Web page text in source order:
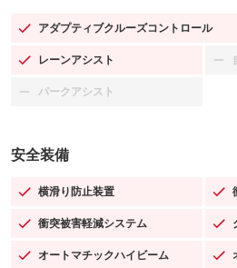
アダプティブクルーズコントロール
：装備あり
レーンアシスト
：装備あり
パークアシスト
：装備なし
安全装備
横滑り防止装置
：装備あり
衝突被害軽減システム
：装備あり
オートマチックハイビーム
：装備あり